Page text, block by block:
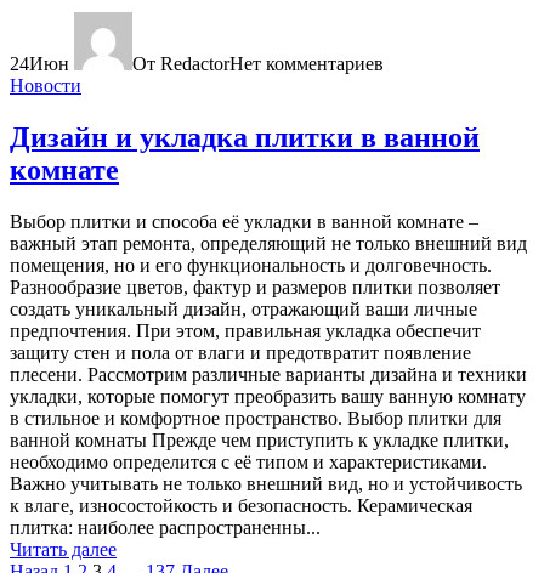
24Июн От RedactorНет комментариев
Новости
Дизайн и укладка плитки в ванной
комнате
Выбор плитки и способа её укладки в ванной комнате –
важный этап ремонта, определяющий не только внешний вид
помещения, но и его функциональность и долговечность.
Разнообразие цветов, фактур и размеров плитки позволяет
создать уникальный дизайн, отражающий ваши личные
предпочтения. При этом, правильная укладка обеспечит
защиту стен и пола от влаги и предотвратит появление
плесени. Рассмотрим различные варианты дизайна и техники
укладки, которые помогут преобразить вашу ванную комнату
в стильное и комфортное пространство. Выбор плитки для
ванной комнаты Прежде чем приступить к укладке плитки,
необходимо определится с её типом и характеристиками.
Важно учитывать не только внешний вид, но и устойчивость
к влаге, износостойкость и безопасность. Керамическая
плитка: наиболее распространенны...
Читать далее